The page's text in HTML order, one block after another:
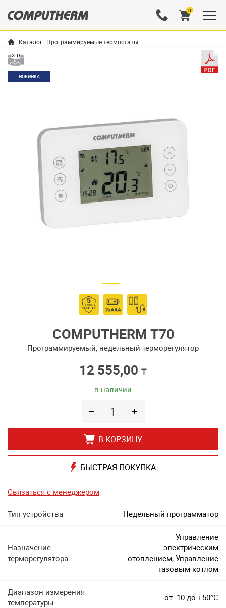
0
Каталог Программируемые термостаты
НОВИНКА
COMPUTHERM T70
Программируемый, недельный терморегулятор
12 555,00 ₸
в наличии
В КОРЗИНУ
БЫСТРАЯ ПОКУПКА
Связаться с менеджером
Тип устройства Недельный программатор
Назначение
терморегулятора
Управление
электрическим
отоплением, Управление
газовым котлом
Диапазон измерения
температуры
от -10 до +50°C